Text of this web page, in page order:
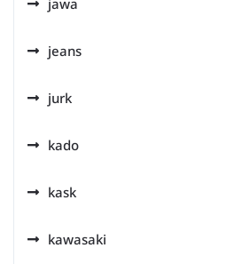
jawa
jeans
jurk
kado
kask
kawasaki